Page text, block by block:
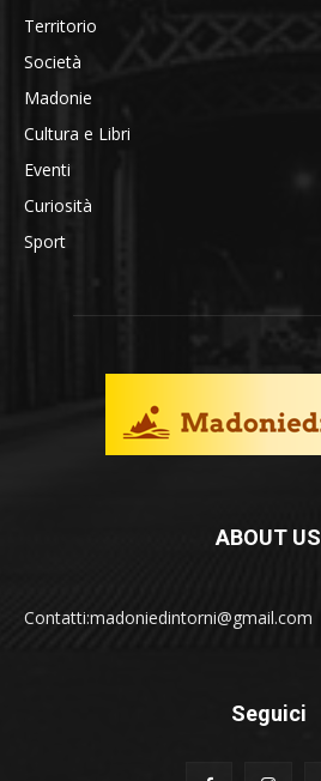
Territorio
Società
Madonie
Cultura e Libri
Eventi
Curiosità
Sport
ABOUT US
Contatti:madoniedintorni@gmail.com
Seguici